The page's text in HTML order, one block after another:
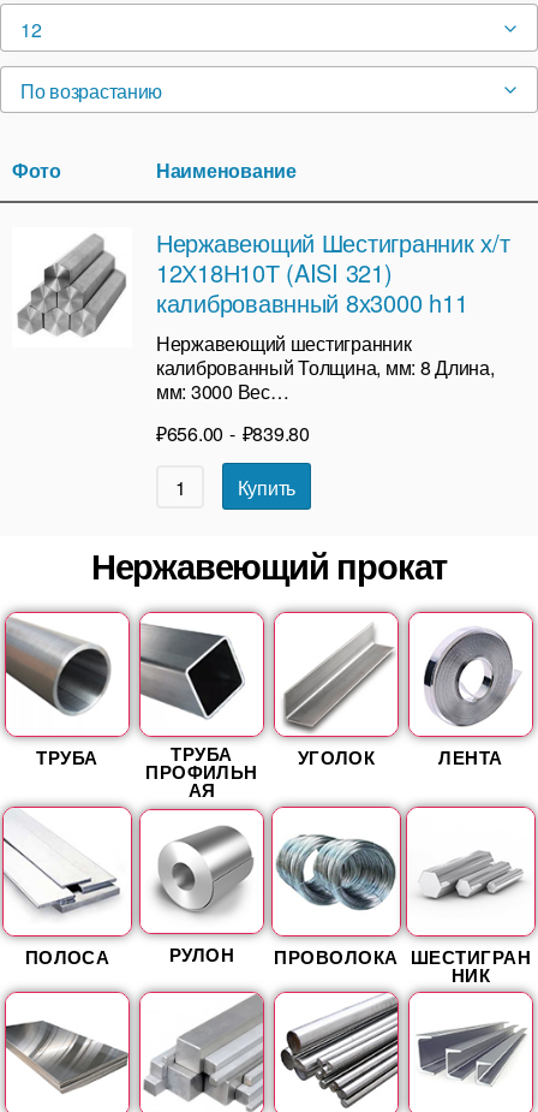
12
По возрастанию
Фото Наименование
Нержавеющий Шестигранник х/т
12Х18Н10Т (AISI 321)
калибровавнный 8х3000 h11
Нержавеющий шестигранник
калиброванный Толщина, мм: 8 Длина,
мм: 3000 Вес…
₽656.00 - ₽839.80
Купить
Нержавеющий прокат
ТРУБА ТРУБА
ПРОФИЛЬН
АЯ
УГОЛОК ЛЕНТА
ПОЛОСА РУЛОН ПРОВОЛОКА ШЕСТИГРАН
НИК